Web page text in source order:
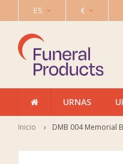
ES €
URNAS
Inicio DMB 004 Memorial